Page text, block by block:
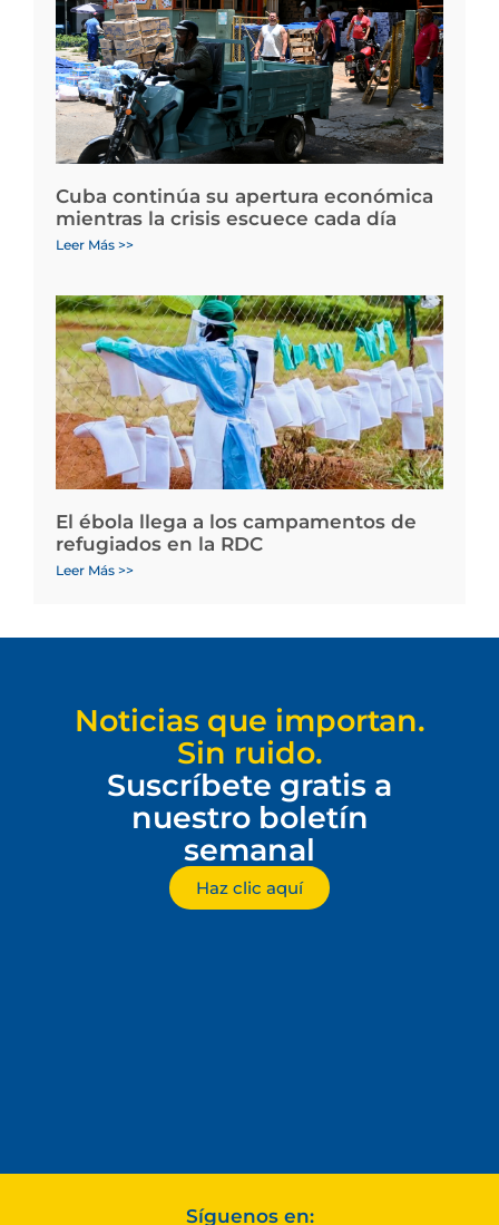
Cuba continúa su apertura económica
mientras la crisis escuece cada día
Leer Más >>
El ébola llega a los campamentos de
refugiados en la RDC
Leer Más >>
Noticias que importan.
Sin ruido.
Suscríbete gratis a
nuestro boletín
semanal
Haz clic aquí
Síguenos en: